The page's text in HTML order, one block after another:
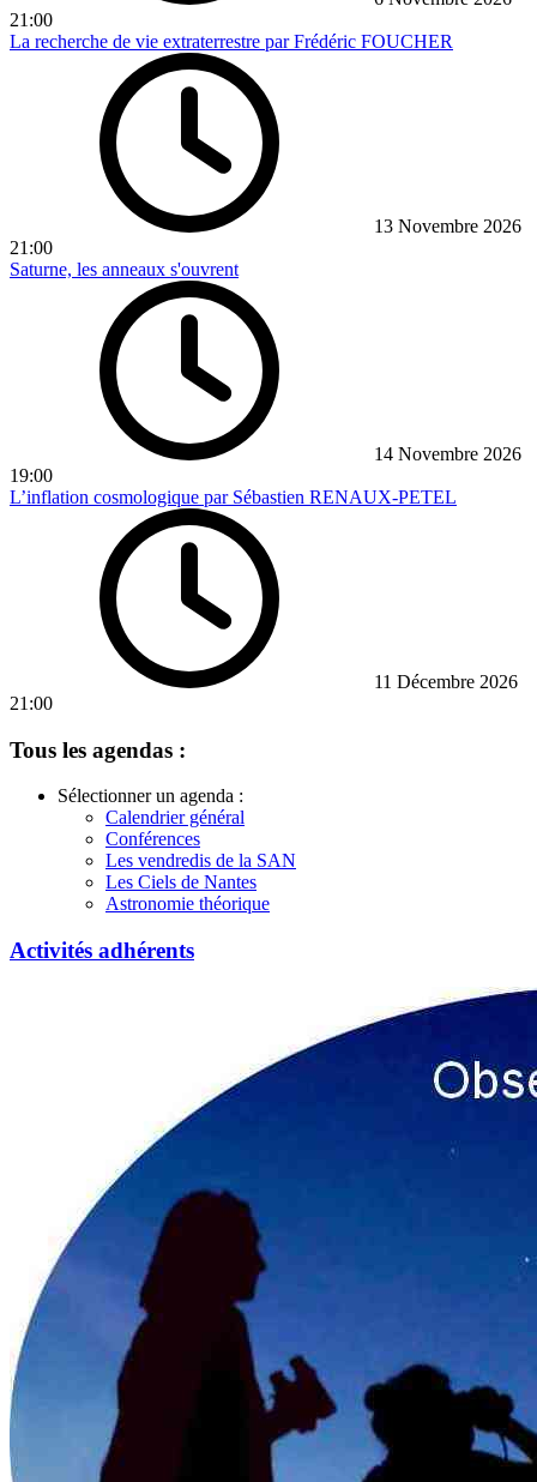
21:00
La recherche de vie extraterrestre par Frédéric FOUCHER
13 Novembre 2026
21:00
Saturne, les anneaux s'ouvrent
14 Novembre 2026
19:00
L’inflation cosmologique par Sébastien RENAUX-PETEL
11 Décembre 2026
21:00
Tous les agendas :
Sélectionner un agenda :
Calendrier général
Conférences
Les vendredis de la SAN
Les Ciels de Nantes
Astronomie théorique
Activités adhérents